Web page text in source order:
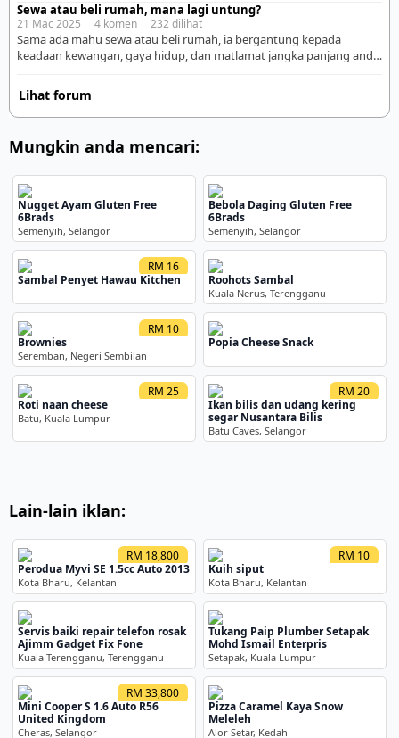
tahu apa yang sedang berjalan. Lagi-lagi kalau first time beli kereta,
mesti rasa excited campur nervous sikit kan. 1. Sales advisor akan
submit dokumen loan […]
Sewa atau beli rumah, mana lagi untung?
21 Mac 2025 4 komen 232 dilihat
Sama ada mahu sewa atau beli rumah, ia bergantung kepada
keadaan kewangan, gaya hidup, dan matlamat jangka panjang anda.
anda boleh membuat keputusan yang lebih bijak. 1. Sewa Rumah ✅
Kelebihan: ➜ Kos permulaan lebih rendah – Tidak perlu membayar
deposit besar seperti membeli rumah. Biasanya hanya […]
Lihat forum
Mungkin anda mencari:
Nugget Ayam Gluten Free
6Brads
Semenyih, Selangor
Bebola Daging Gluten Free
6Brads
Semenyih, Selangor
RM 16
Sambal Penyet Hawau Kitchen
Roohots Sambal
Kuala Nerus, Terengganu
RM 10
Brownies
Seremban, Negeri Sembilan
Popia Cheese Snack
RM 25
Roti naan cheese
Batu, Kuala Lumpur
RM 20
Ikan bilis dan udang kering
segar Nusantara Bilis
Batu Caves, Selangor
Lain-lain iklan:
RM 18,800
Perodua Myvi SE 1.5cc Auto 2013
Kota Bharu, Kelantan
RM 10
Kuih siput
Kota Bharu, Kelantan
Servis baiki repair telefon rosak
Ajimm Gadget Fix Fone
Kuala Terengganu, Terengganu
Tukang Paip Plumber Setapak
Mohd Ismail Enterpris
Setapak, Kuala Lumpur
RM 33,800
Mini Cooper S 1.6 Auto R56
United Kingdom
Cheras, Selangor
Pizza Caramel Kaya Snow
Meleleh
Alor Setar, Kedah